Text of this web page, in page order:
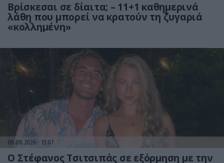
Βρίσκεσαι σε δίαιτα; – 11+1 καθημερινά
λάθη που μπορεί να κρατούν τη ζυγαριά
«κολλημένη»
08.08.2026 15:07
Ο Στέφανος Τσιτσιπάς σε εξόρμηση με την